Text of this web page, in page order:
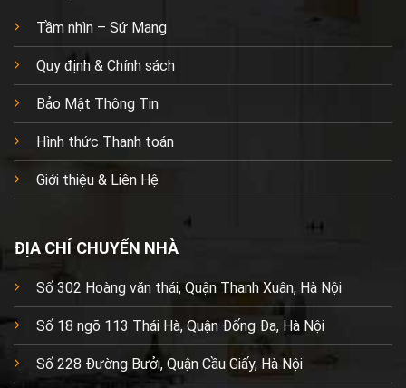
Tầm nhìn – Sứ Mạng
Quy định & Chính sách
Bảo Mật Thông Tin
Hình thức Thanh toán
Giới thiệu & Liên Hệ
ĐỊA CHỈ CHUYỂN NHÀ
Số 302 Hoàng văn thái, Quận Thanh Xuân, Hà Nội
Số 18 ngõ 113 Thái Hà, Quận Đống Đa, Hà Nội
Số 228 Đường Bưởi, Quận Cầu Giấy, Hà Nội